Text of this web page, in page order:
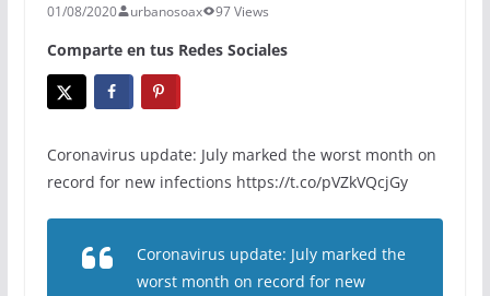
01/08/2020 urbanosoax 97 Views
Comparte en tus Redes Sociales
Coronavirus update: July marked the worst month on
record for new infections https://t.co/pVZkVQcjGy
Coronavirus update: July marked the
worst month on record for new